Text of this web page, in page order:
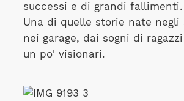
successi e di grandi fallimenti.
Una di quelle storie nate negli
nei garage, dai sogni di
un po' visionari.